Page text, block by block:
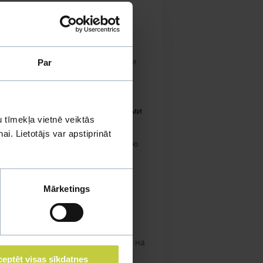
Par
tīmekļa vietnē veiktās
Lietotājs var apstiprināt
Mārketings
visas sīkdatnes
см и больше.Клетку
или веревочными насестами
на другой. Рекомендуется
веточками и стебельками
обеспечить птиц
солнца. Чистить полностью
можно предлагать
Можно предлагать
рекомендуется натирать на
минеральным камнем,